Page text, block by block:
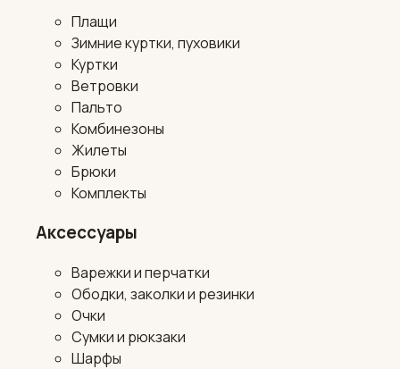
Плащи
Зимние куртки, пуховики
Куртки
Ветровки
Пальто
Комбинезоны
Жилеты
Брюки
Комплекты
Аксессуары
Варежки и перчатки
Ободки, заколки и резинки
Очки
Сумки и рюкзаки
Шарфы